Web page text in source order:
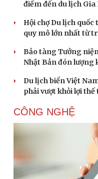
Hạt
điểm đến du lịch Gia
Hội chợ Du lịch quốc
quy mô lớn nhất từ
Bảo tàng Tưởng
Nhật Bản đón lượng
Du lịch biển Việt
phải vượt khỏi lợi
CÔNG NGHỆ